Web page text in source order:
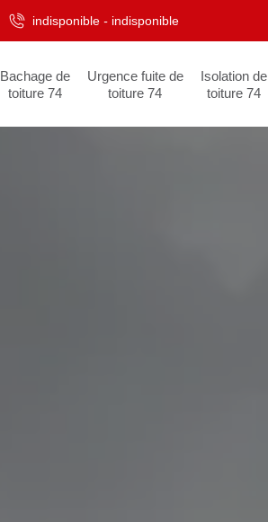
indisponible - indisponible
Bachage de
toiture 74
Urgence fuite de
toiture 74
Isolation de
toiture 74